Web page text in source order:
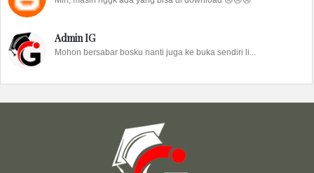
Admin IG
Mohon bersabar bosku nanti juga ke buka sendiri li...